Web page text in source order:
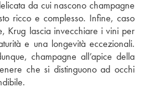
da cui nascono champagne
ricco e complesso. Infine, caso
Krug lascia invecchiare i vini per
e una longevità eccezionali.
champagne all’apice della
che si distinguono ad occhi